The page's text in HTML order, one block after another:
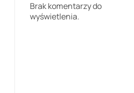
Brak komentarzy do
wyświetlenia.